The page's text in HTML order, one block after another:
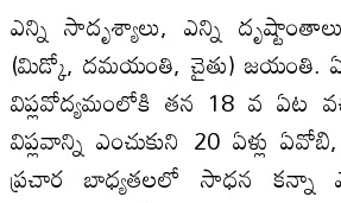
ఎన్ని సాదృశ్యాలు, ఎన్ని
(మిడ్కో, దమయంతి, చైతు) జయంతి.
విప్లవోద్యమంలోకి తన 18 వ ఏట
విప్లవాన్ని ఎంచుకుని 20 ఏళ్లు
ప్రచార బాధ్యతలలో సాధన